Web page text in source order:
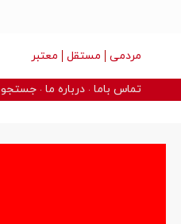
مردمی مستقل معتبر
تماس باما درباره ما جستجو